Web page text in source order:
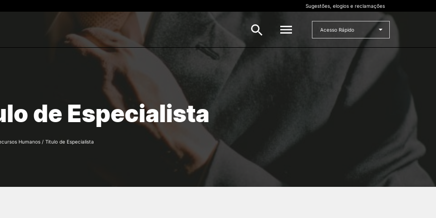
Candidaturas
Estudantes
Reconhecimento de Graus e
Diplomas Estrangeiros
Sugestões, elogios e reclamações
Acesso Rápido
de Especialista
Humanos / Titulo de Especialista